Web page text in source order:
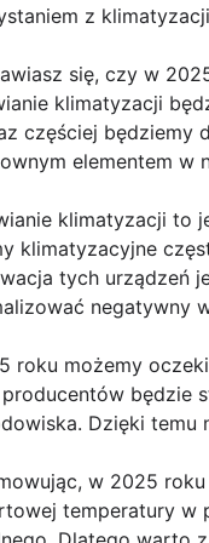
z
się, czy w
klimatyzacji
częściej będziemy
elementem w
klimatyzacji to
klimatyzacyjne
tych urządzeń
negatywny
roku możemy
będzie
Dzięki temu
w 2025
temperatury w